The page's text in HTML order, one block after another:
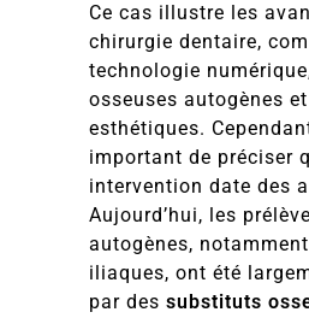
Ce cas illustre les
chirurgie dentaire,
technologie
osseuses autogènes
esthétiques.
important de préciser
intervention date des
Aujourd’hui, les
autogènes,
iliaques, ont été
par des substituts